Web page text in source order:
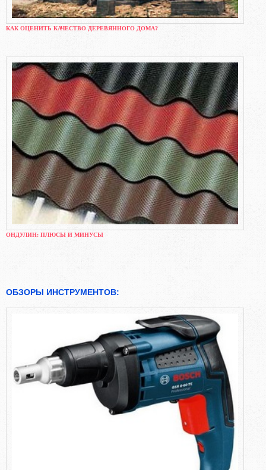
КАК ОЦЕНИТЬ КАЧЕСТВО ДЕРЕВЯННОГО ДОМА?
ОНДУЛИН: ПЛЮСЫ И МИНУСЫ
ОБЗОРЫ ИНСТРУМЕНТОВ: